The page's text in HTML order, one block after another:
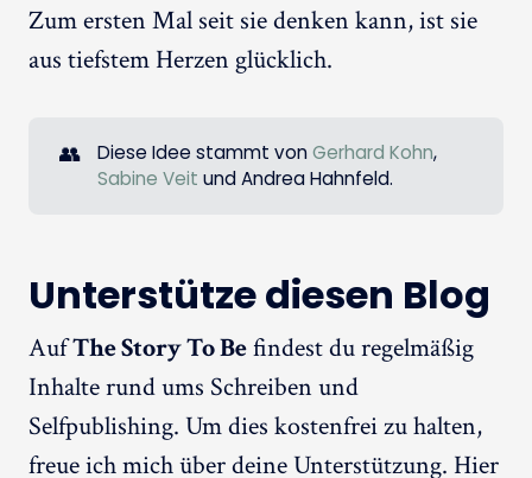
Zum ersten Mal seit sie denken kann, ist sie
aus tiefstem Herzen glücklich.
👥 Diese Idee stammt vonGerhard Kohn,
Sabine Veit und Andrea Hahnfeld.
Unterstütze diesen Blog
AufThe Story To Befindest du regelmäßig
Inhalte rund ums Schreiben und
Selfpublishing. Um dies kostenfrei zu halten,
freue ich mich über deine Unterstützung. Hier